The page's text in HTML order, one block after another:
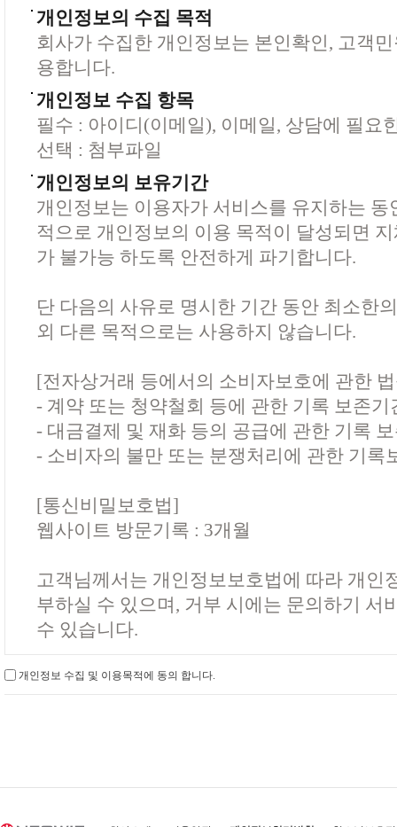
개인정보의 수집 목적
회사가 수집한 개인정보는 본인확인, 고객
용합니다.
개인정보 수집 항목
필수 : 아이디(이메일), 이메일, 상담에 필요
선택 : 첨부파일
개인정보의 보유기간
개인정보는 이용자가 서비스를 유지하는 동
적으로 개인정보의 이용 목적이 달성되면
가 불가능 하도록 안전하게 파기합니다.
단 다음의 사유로 명시한 기간 동안 최소한
외 다른 목적으로는 사용하지 않습니다.
[전자상거래 등에서의 소비자보호에 관한
- 계약 또는 청약철회 등에 관한 기록 보존기
- 대금결제 및 재화 등의 공급에 관한 기록
- 소비자의 불만 또는 분쟁처리에 관한 기록
[통신비밀보호법]
웹사이트 방문기록 : 3개월
고객님께서는 개인정보보호법에 따라 개인
부하실 수 있으며, 거부 시에는 문의하기 서
수 있습니다.
개인정보 수집 및 이용목적에 동의 합니다.